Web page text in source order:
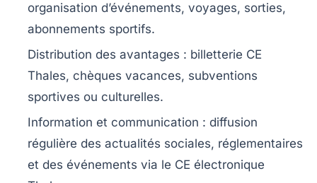
organisation d’événements, voyages, sorties,
abonnements sportifs.
Distribution des avantages : billetterie CE
Thales, chèques vacances, subventions
sportives ou culturelles.
Information et communication : diffusion
régulière des actualités sociales, réglementaires
et des événements via le CE électronique